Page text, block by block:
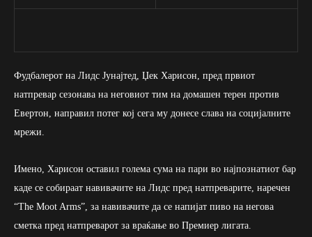
Фудбалерот на Лидс Јунајтед, Џек Харисон, пред првиот
натпревар сезонава на неговиот тим на домашен терен против
Евертон, направил потег кој сега му донесе слава на социјалните
мрежи.
Имено, Харисон оставил голема сума на пари во најпознатиот бар
каде се собираат навивачите на Лидс пред натпреварите, наречен
“The Moot Arms”, за навивачите да се напијат пиво на негова
сметка пред натпреварот за враќање во Премиер лигата.